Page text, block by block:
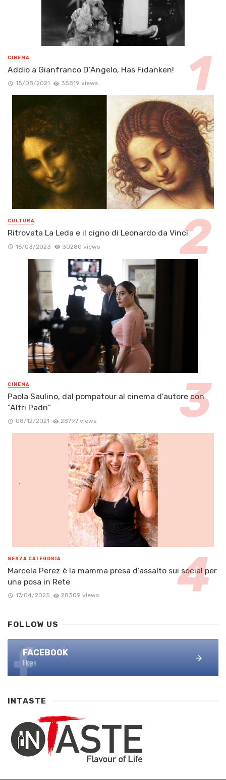
CINEMA
Addio a Gianfranco D’Angelo, Has Fidanken!
15/08/2021 35819 views
CULTURA
Ritrovata La Leda e il cigno di Leonardo da Vinci
16/03/2023 30280 views
CINEMA
Paola Saulino, dal pompatour al cinema d’autore con
“Altri Padri”
08/12/2021 28797 views
SENZA CATEGORIA
Marcela Perez è la mamma presa d’assalto sui social per
una posa in Rete
17/04/2025 28309 views
FOLLOW US
FACEBOOK
likes
INTASTE